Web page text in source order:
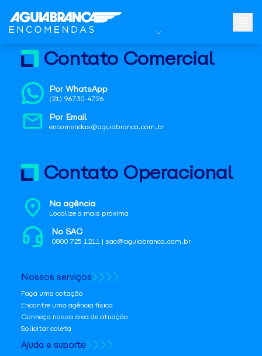
Contato Comercial
Por WhatsApp
(21) 96730-4726
Por Email
encomendas@aguiabranca.com.br
Contato Operacional
Na agência
Localize a mais próxima
No SAC
0800 725 1211 | sac@aguiabranca.com.br
Nossos serviços
Faça uma cotação
Encontre uma agência física
Conheça nossa área de atuação
Solicitar coleta
Ajuda e suporte